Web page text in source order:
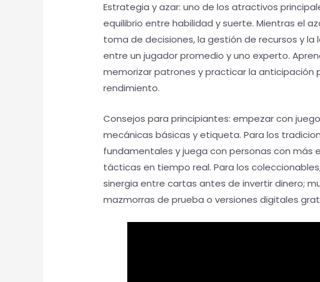
Estrategia y azar: uno de los atractivos
equilibrio entre habilidad y suerte. Mientras el
toma de decisiones, la gestión de recursos y
entre un jugador promedio y uno experto.
memorizar patrones y practicar la
rendimiento.
Consejos para principiantes: empezar con
mecánicas básicas y etiqueta. Para los
fundamentales y juega con personas con más
tácticas en tiempo real. Para los
sinergia entre cartas antes de invertir dinero;
mazmorras de prueba o versiones digitales